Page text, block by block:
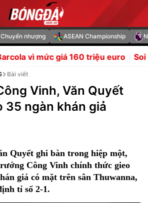
Chuyển nhượng ASEAN Championship
euro Soi trận Arsenal vs
Bài viết
Vinh, Văn Quyết
35 ngàn khán giả
Quyết ghi bàn trong hiệp một,
Công Vinh chính thức gieo
giả có mặt trên sân Thuwanna,
tỉ số 2-1.